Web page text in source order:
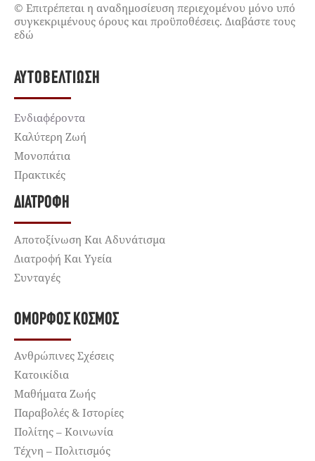
© Επιτρέπεται η αναδημοσίευση περιεχομένου μόνο υπό
συγκεκριμένους όρους και προϋποθέσεις. Διαβάστε τους
εδώ
ΑΥΤΟΒΕΛΤΊΩΣΗ
Ενδιαφέροντα
Καλύτερη Ζωή
Μονοπάτια
Πρακτικές
ΔΙΑΤΡΟΦΉ
Αποτοξίνωση Και Αδυνάτισμα
Διατροφή Και Υγεία
Συνταγές
ΌΜΟΡΦΟΣ ΚΌΣΜΟΣ
Ανθρώπινες Σχέσεις
Κατοικίδια
Μαθήματα Ζωής
Παραβολές & Ιστορίες
Πολίτης – Κοινωνία
Τέχνη – Πολιτισμός